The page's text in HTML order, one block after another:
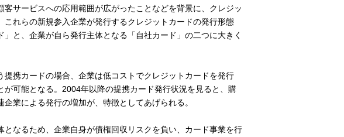
サービスへの応用範囲が広がったことなどを背景に、クレジッ
これらの新規参入企業が発行するクレジットカードの発行形態
と、企業が自ら発行主体となる「自社カード」の二つに大きく
携カードの場合、企業は低コストでクレジットカードを発行
可能となる。2004年以降の提携カード発行状況を見ると、購
業による発行の増加が、特徴としてあげられる。
なるため、企業自身が債権回収リスクを負い、カード事業を行